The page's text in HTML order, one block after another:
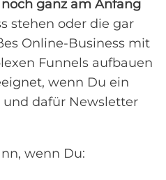
ganz am Anfang
stehen oder die gar
Online-Business mit
Funnels aufbauen
wenn Du ein
und dafür Newsletter
wenn Du: